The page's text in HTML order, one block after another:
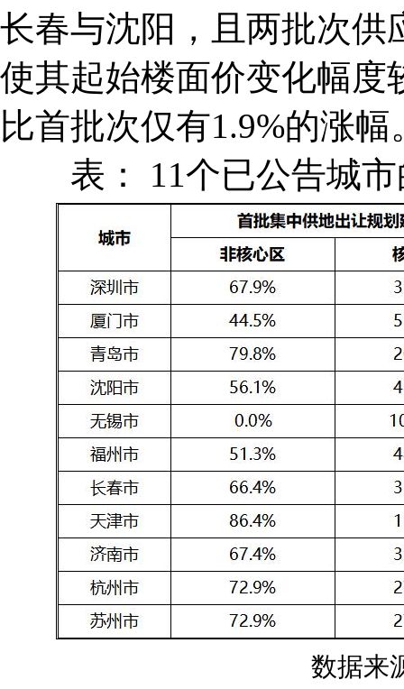
长春与沈阳，且两批次供
使其起始楼面价变化幅度
比首批次仅有1.9%的涨幅
表： 11个已公告城市
数据来